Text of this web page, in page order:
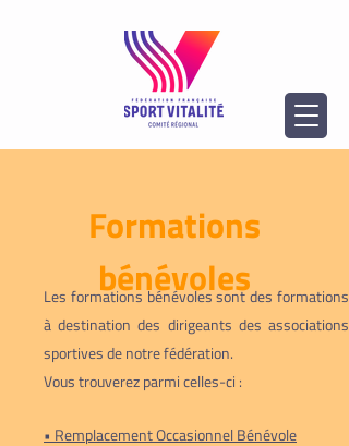
Formations
bénévoles
Les formations bénévoles sont des formations
à destination des dirigeants des associations
sportives de notre fédération.
Vous trouverez parmi celles-ci :
• Remplacement Occasionnel Bénévole